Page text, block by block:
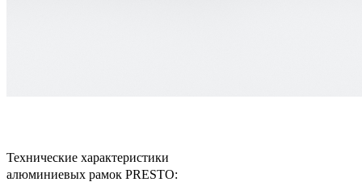
Технические характеристики
алюминиевых рамок PRESTO: